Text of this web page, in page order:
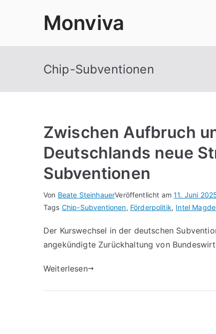
Monviva
Chip-Subventionen
Zwischen Aufbruch
Deutschlands neue
Subventionen
Von Beate SteinhauerVeröffentlicht am11. Juni
Tags Chip-Subventionen, Förderpolitik, Intel
Der Kurswechsel in der deutschen
angekündigte Zurückhaltung von
Weiterlesen